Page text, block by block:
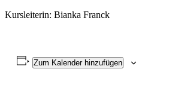
Kursleiterin: Bianka Franck
Zum Kalender hinzufügen